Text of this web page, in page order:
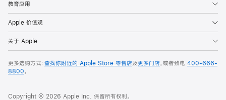
教育应用
Apple 价值观
关于 Apple
更多选购方式：查找你附近的 Apple Store 零售店及更多门店，或者致电 400-666-
8800。
Copyright © 2026 Apple Inc. 保留所有权利。